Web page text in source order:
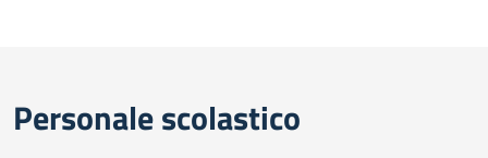
Personale scolastico